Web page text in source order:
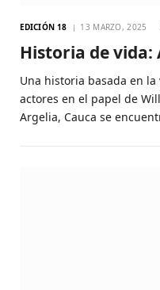
EDICIÓN 18 13 MARZO, 2025
Historia de vida:
Una historia basada en
actores en el papel de
Argelia, Cauca se